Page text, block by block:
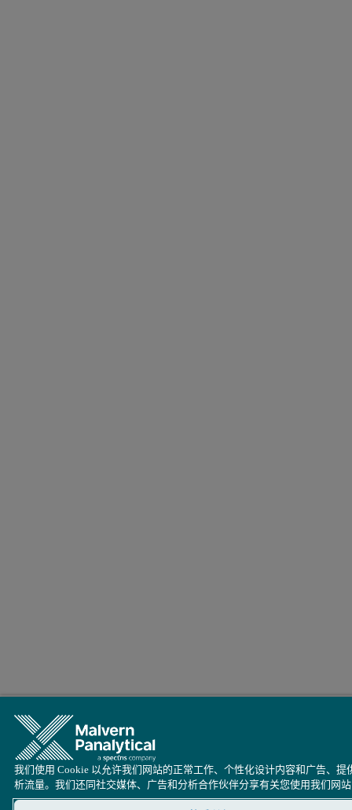
我们使用 Cookie 以允许我们网站的正常工作、个性化设计内容和广告、提
析流量。我们还同社交媒体、广告和分析合作伙伴分享有关您使用我们网